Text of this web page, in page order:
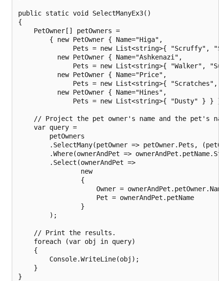
public static void SelectManyEx3()
{
    PetOwner[] petOwners =
        { new PetOwner { Name="Higa",
Pets = new List<string>{ "Scruffy",
          new PetOwner { Name="Ashkenazi",
Pets = new List<string>{ "Walker",
          new PetOwner { Name="Price",
Pets = new List<string>{
          new PetOwner { Name="Hines",
Pets = new List<string>{ "Dusty" } }
// Project the pet owner's name and the pet's
    var query =
        petOwners
.SelectMany(petOwner => petOwner.Pets,
.Where(ownerAndPet =>
        .Select(ownerAndPet =>
                new
                {
Owner =
                    Pet = ownerAndPet.petName
                }
        );
    // Print the results.
    foreach (var obj in query)
    {
        Console.WriteLine(obj);
    }
}